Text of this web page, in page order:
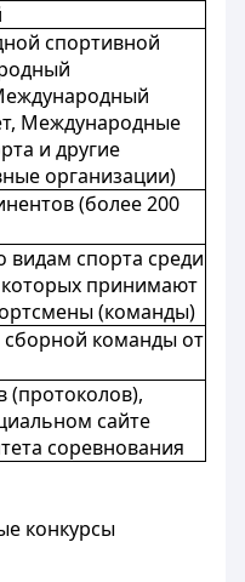
спортивной
Международные
и другие
организации)
(более 200
видам спорта среди
принимают
(команды)
команды от
(протоколов),
сайте
соревнования
конкурсы